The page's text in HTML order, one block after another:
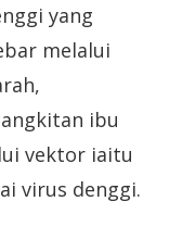
yang
melalui
ibu
vektor iaitu
virus denggi.